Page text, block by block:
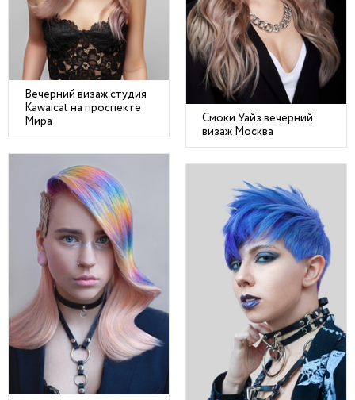
Смоки Уайз вечерний
визаж Москва
Вечерний визаж студия
Kawaicat на проспекте
Мира